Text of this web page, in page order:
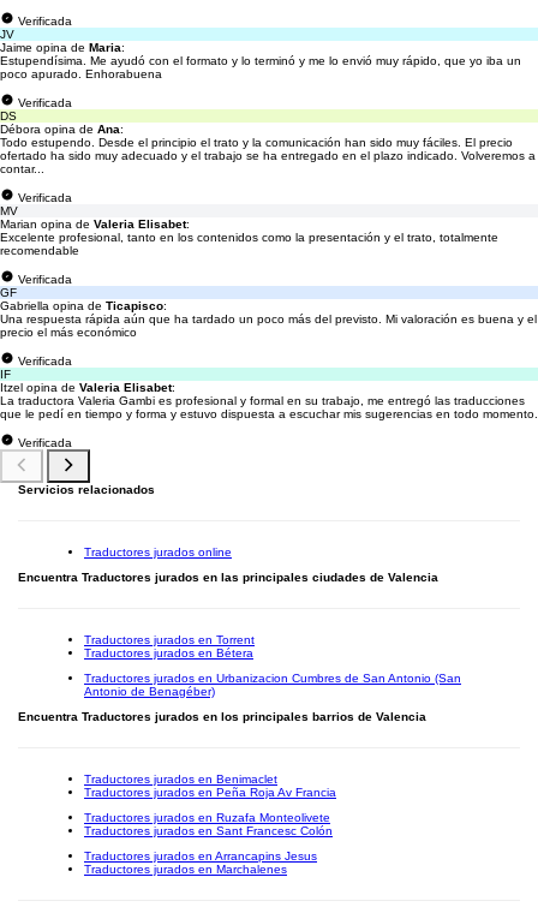
Verificada
JV
Jaime opina de Maria:
Estupendísima. Me ayudó con el formato y lo terminó y me lo envió muy rápido, que yo iba un
poco apurado. Enhorabuena
Verificada
DS
Débora opina de Ana:
Todo estupendo. Desde el principio el trato y la comunicación han sido muy fáciles. El precio
ofertado ha sido muy adecuado y el trabajo se ha entregado en el plazo indicado. Volveremos a
contar...
Verificada
MV
Marian opina de Valeria Elisabet:
Excelente profesional, tanto en los contenidos como la presentación y el trato, totalmente
recomendable
Verificada
GF
Gabriella opina de Ticapisco:
Una respuesta rápida aún que ha tardado un poco más del previsto. Mi valoración es buena y el
precio el más económico
Verificada
IF
Itzel opina de Valeria Elisabet:
La traductora Valeria Gambi es profesional y formal en su trabajo, me entregó las traducciones
que le pedí en tiempo y forma y estuvo dispuesta a escuchar mis sugerencias en todo momento.
Verificada
Servicios relacionados
Traductores jurados online
Encuentra Traductores jurados en las principales ciudades de Valencia
Traductores jurados en Torrent
Traductores jurados en Bétera
Traductores jurados en Urbanizacion Cumbres de San Antonio (San
Antonio de Benagéber)
Encuentra Traductores jurados en los principales barrios de Valencia
Traductores jurados en Benimaclet
Traductores jurados en Peña Roja Av Francia
Traductores jurados en Ruzafa Monteolivete
Traductores jurados en Sant Francesc Colón
Traductores jurados en Arrancapins Jesus
Traductores jurados en Marchalenes